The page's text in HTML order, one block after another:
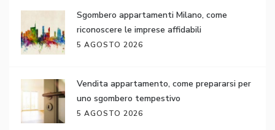
Sgombero appartamenti Milano, come
riconoscere le imprese affidabili
5 AGOSTO 2026
Vendita appartamento, come prepararsi per
uno sgombero tempestivo
5 AGOSTO 2026